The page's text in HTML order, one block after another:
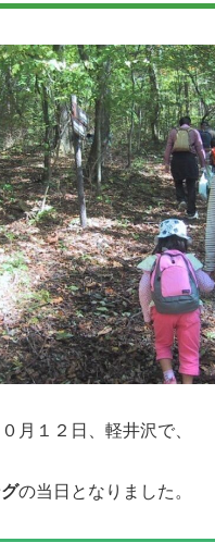
月１２日、軽井沢で、
の当日となりました。